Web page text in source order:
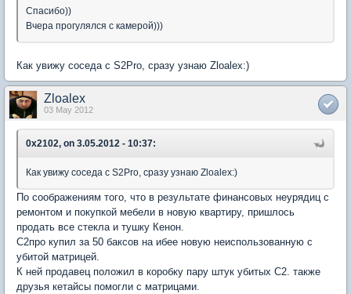
Спасибо))
Вчера прогулялся с камерой)))
Как увижу соседа с S2Pro, сразу узнаю Zloalex:)
Zloalex
03 May 2012
0x2102, on 3.05.2012 - 10:37:
Как увижу соседа с S2Pro, сразу узнаю Zloalex:)
По соображениям того, что в результате финансовых неурядиц с
ремонтом и покупкой мебели в новую квартиру, пришлось
продать все стекла и тушку Кенон.
С2про купил за 50 баксов на ибее новую неиспользованную с
убитой матрицей.
К ней продавец положил в коробку пару штук убитых С2. также
друзья кетайсы помогли с матрицами.